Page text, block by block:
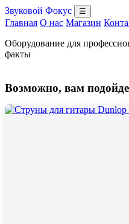
Звуковой Фокус ☰
Главная О нас Магазин
Оборудование для
факты
Возможно, вам